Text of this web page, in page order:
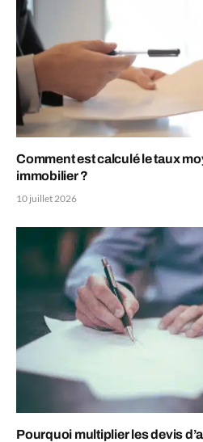
Comment est calculé le taux
immobilier ?
10 juillet 2026
Pourquoi multiplier les devis